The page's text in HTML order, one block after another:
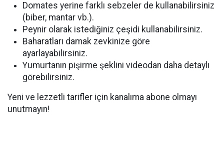
Domates yerine farklı sebzeler de kullanabilirsiniz
(biber, mantar vb.).
Peynir olarak istediğiniz çeşidi kullanabilirsiniz.
Baharatları damak zevkinize göre
ayarlayabilirsiniz.
Yumurtanın pişirme şeklini videodan daha detaylı
görebilirsiniz.
Yeni ve lezzetli tarifler için kanalıma abone olmayı
unutmayın!